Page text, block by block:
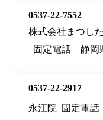
0537-22-7552
株式会社まつし
固定電話
静岡
0537-22-2917
永江院
固定電話